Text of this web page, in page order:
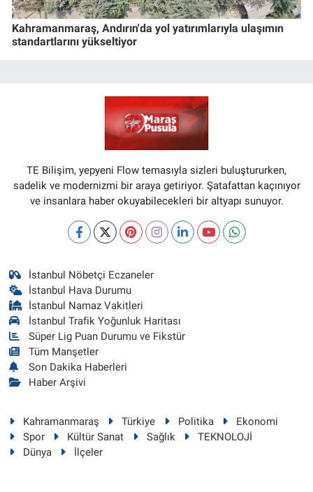
Kahramanmaraş, Andırın'da yol yatırımlarıyla ulaşımın
standartlarını yükseltiyor
TE Bilişim, yepyeni Flow temasıyla sizleri buluştururken,
sadelik ve modernizmi bir araya getiriyor. Şatafattan kaçınıyor
ve insanlara haber okuyabilecekleri bir altyapı sunuyor.
İstanbul Nöbetçi Eczaneler
İstanbul Hava Durumu
İstanbul Namaz Vakitleri
İstanbul Trafik Yoğunluk Haritası
Süper Lig Puan Durumu ve Fikstür
Tüm Manşetler
Son Dakika Haberleri
Haber Arşivi
Kahramanmaraş Türkiye Politika
Ekonomi
Spor
Kültür Sanat Sağlık
TEKNOLOJİ
Dünya
İlçeler